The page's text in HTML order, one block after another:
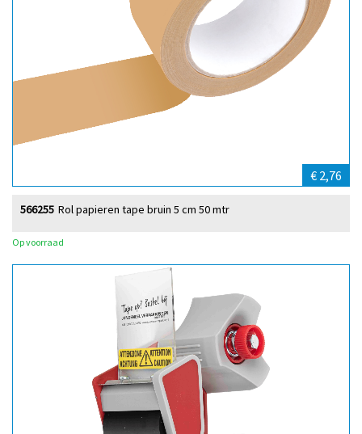
€ 2,76
Rol papieren tape bruin 5 cm 50 mtr
566255
Op voorraad